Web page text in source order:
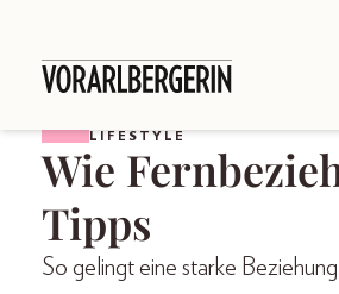
LIFESTYLE
Wie
Tipps
So gelingt eine starke